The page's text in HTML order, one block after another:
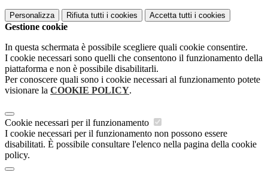
Personalizza Rifiuta tutti i cookies Accetta tutti i cookies
Gestione cookie
In questa schermata è possibile scegliere quali cookie consentire.
I cookie necessari sono quelli che consentono il funzionamento della
piattaforma e non è possibile disabilitarli.
Per conoscere quali sono i cookie necessari al funzionamento potete
visionare la COOKIE POLICY.
Cookie necessari per il funzionamento
I cookie necessari per il funzionamento non possono essere
disabilitati. È possibile consultare l'elenco nella pagina della cookie
policy.